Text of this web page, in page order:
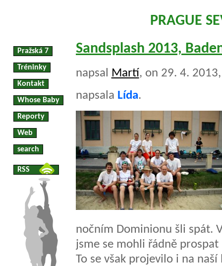
PRAGUE
Pražská 7
Tréninky
Kontakt
Whose Baby
Reporty
Web
search
RSS
Sandsplash 2013,
napsal Martí, on 29. 4.
napsala Lída.
nočním Dominionu šli spát.
jsme se mohli řádně
To se však projevilo i na